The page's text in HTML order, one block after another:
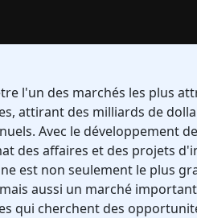
l'un des marchés les plus
attirant des milliards de
Avec le développement
des affaires et des projets
est non seulement le plus
aussi un marché
qui cherchent des